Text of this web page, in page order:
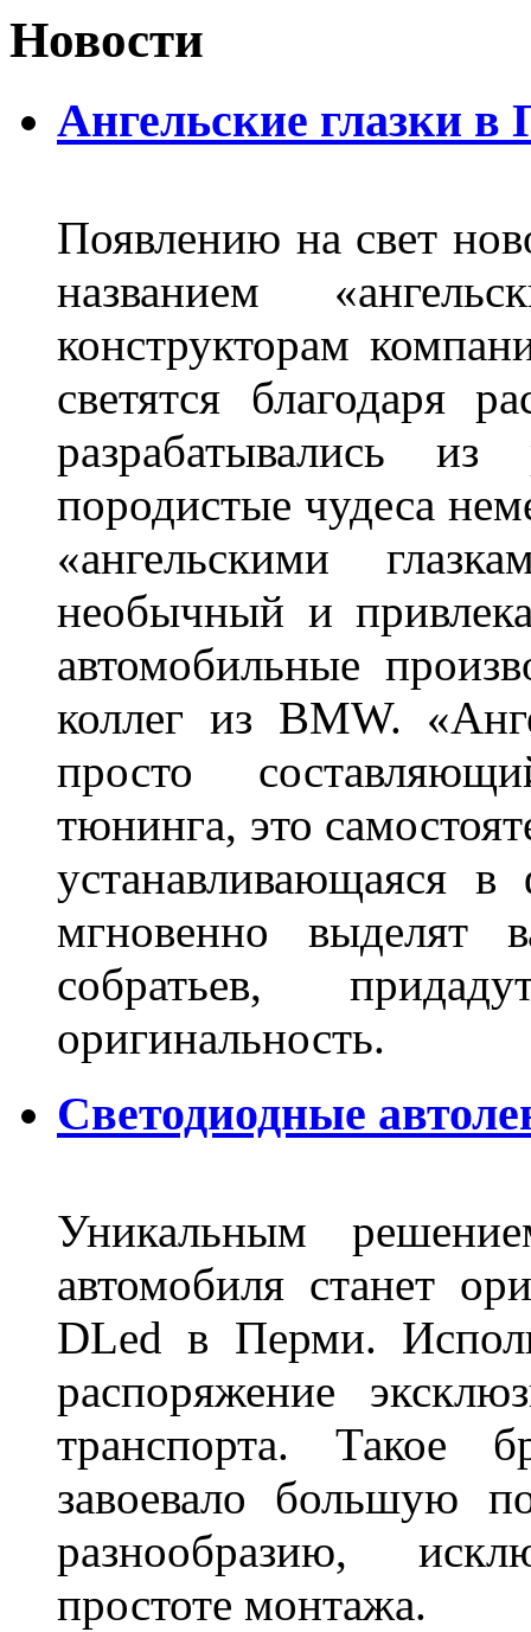
Новости
Ангельские глазки в
Появлению на свет
названием
конструкторам
светятся благодаря
разрабатывались
породистые чудеса
«ангельскими
необычный и
автомобильные
коллег из BMW.
просто
тюнинга, это
устанавливающаяся
мгновенно выделят
собратьев,
оригинальность.
Светодиодные
Уникальным
автомобиля станет
DLed в Перми.
распоряжение
транспорта. Такое
завоевало большую
разнообразию,
простоте монтажа.